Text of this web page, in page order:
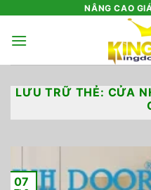
nội
NÂNG CAO
LƯU TRỮ THẺ: CỬA
07